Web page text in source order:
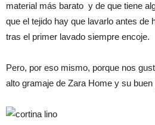
material más barato y de que tiene
que el tejido hay que lavarlo antes de
tras el primer lavado siempre encoje.
Pero, por eso mismo, porque nos
alto gramaje de Zara Home y su buen